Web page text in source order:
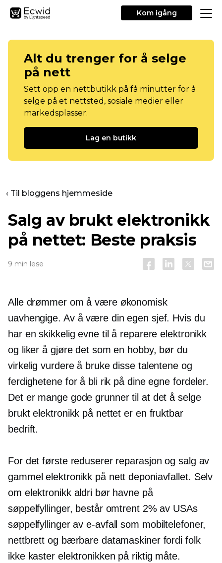
Kom igång
Alt du trenger for å selge
på nett
Sett opp en nettbutikk på få minutter for å
selge på et nettsted, sosiale medier eller
markedsplasser.
Lag en butikk
‹ Til bloggens hjemmeside
Salg av brukt elektronikk
på nettet: Beste praksis
9 min lese
Alle drømmer om å være økonomisk
uavhengige. Av å være din egen sjef. Hvis du
har en skikkelig evne til å reparere elektronikk
og liker å gjøre det som en hobby, bør du
virkelig vurdere å bruke disse talentene og
ferdighetene for å bli rik på dine egne fordeler.
Det er mange gode grunner til at det å selge
brukt elektronikk på nettet er en fruktbar
bedrift.
For det første reduserer reparasjon og salg av
gammel elektronikk på nett deponiavfallet. Selv
om elektronikk aldri bør havne på
søppelfyllinger, består omtrent 2% av USAs
søppelfyllinger ave-avfall som mobiltelefoner,
nettbrett og bærbare datamaskiner fordi folk
ikke kaster elektronikken på riktig måte.